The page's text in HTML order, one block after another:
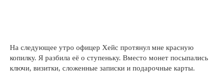
На следующее утро офицер Хейс протянул мне красную
копилку. Я разбила её о ступеньку. Вместо монет посыпались
ключи, визитки, сложенные записки и подарочные карты.